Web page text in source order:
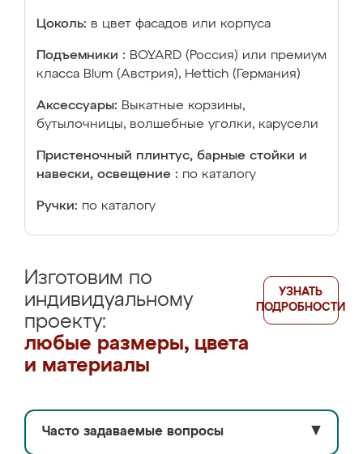
Цоколь: в цвет фасадов или корпуса
Подъемники : BOYARD (Россия) или премиум
класса Blum (Австрия), Hettich (Германия)
Аксессуары: Выкатные корзины,
бутылочницы, волшебные уголки, карусели
Пристеночный плинтус, барные стойки и
навески, освещение : по каталогу
Ручки: по каталогу
Изготовим по
индивидуальному
проекту:
любые размеры, цвета
и материалы
УЗНАТЬ
ПОДРОБНОСТИ
Часто задаваемые вопросы ▼